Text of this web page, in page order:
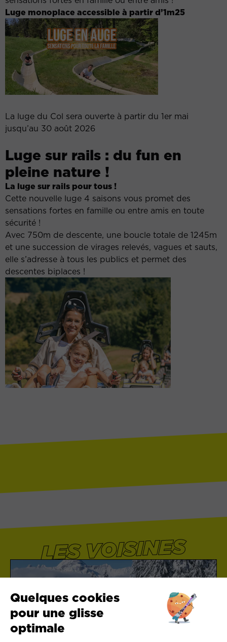
Luge monoplace accessible à partir d’1m25
La luge du Col sera ouverte à partir du 1er mai
jusqu’au 30 août 2026
Luge sur rails : du fun en
pleine nature !
La luge sur rails pour tous !
Cette nouvelle luge 4 saisons vous promet des
sensations fortes en famille ou entre amis en toute
sécurité !
Avec 750m de descente, une boucle totale de 1245m
et une succession de virages relevés, vagues et sauts,
elle s’adresse à tous les publics et permet des
descentes biplaces !
LES VOISINES